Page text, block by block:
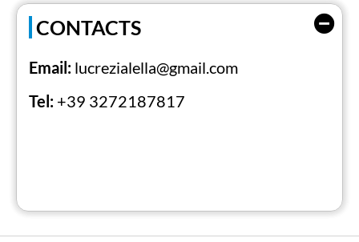
CONTACTS
Email: lucrezialella@gmail.com
Tel: +39 3272187817